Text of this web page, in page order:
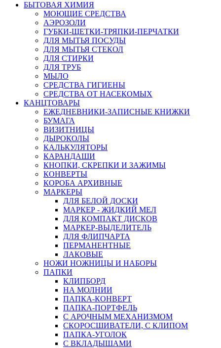
БЫТОВАЯ ХИМИЯ
МОЮЩИЕ СРЕДСТВА
АЭРОЗОЛИ
ГУБКИ-ЩЕТКИ-ТРЯПКИ-ПЕРЧАТКИ
ДЛЯ МЫТЬЯ ПОСУДЫ
ДЛЯ МЫТЬЯ СТЕКОЛ
ДЛЯ СТИРКИ
ДЛЯ ТРУБ
МЫЛО
СРЕДСТВА ГИГИЕНЫ
СРЕДСТВА ОТ НАСЕКОМЫХ
КАНЦТОВАРЫ
ЕЖЕДНЕВНИКИ-ЗАПИСНЫЕ КНИЖКИ
БУМАГА
ВИЗИТНИЦЫ
ДЫРОКОЛЫ
КАЛЬКУЛЯТОРЫ
КАРАНДАШИ
КНОПКИ, СКРЕПКИ И ЗАЖИМЫ
КОНВЕРТЫ
КОРОБА АРХИВНЫЕ
МАРКЕРЫ
ДЛЯ БЕЛОЙ ДОСКИ
МАРКЕР - ЖИДКИЙ МЕЛ
ДЛЯ КОМПАКТ ДИСКОВ
МАРКЕР-ВЫДЕЛИТЕЛЬ
ДЛЯ ФЛИПЧАРТА
ПЕРМАНЕНТНЫЕ
ЛАКОВЫЕ
НОЖИ НОЖНИЦЫ И НАБОРЫ
ПАПКИ
КЛИПБОРД
НА МОЛНИИ
ПАПКА-КОНВЕРТ
ПАПКА-ПОРТФЕЛЬ
С АРОЧНЫМ МЕХАНИЗМОМ
СКОРОСШИВАТЕЛИ, С КЛИПОМ
ПАПКА-УГОЛОК
С ВКЛАДЫШАМИ